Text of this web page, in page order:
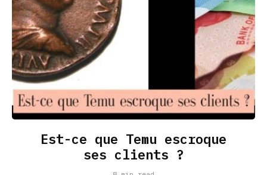
Est-ce que Temu escroque
ses clients ?